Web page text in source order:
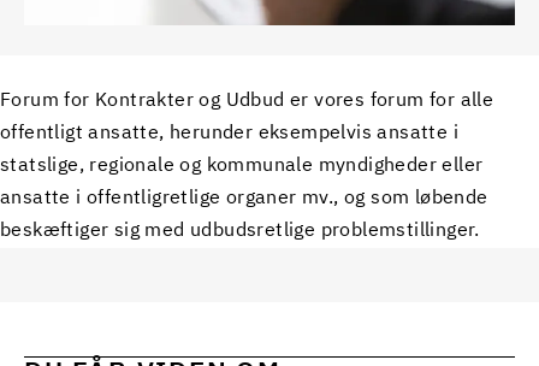
Forum for Kontrakter og Udbud er vores forum for alle
offentligt ansatte, herunder eksempelvis ansatte i
statslige, regionale og kommunale myndigheder eller
ansatte i offentligretlige organer mv., og som løbende
beskæftiger sig med udbudsretlige problemstillinger.